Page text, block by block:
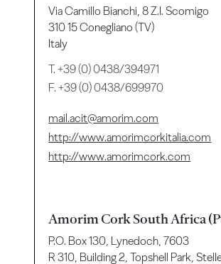
Via Camillo Bianchi, 8 Z.I. Scomigo
310 15 Conegliano (TV)
Italy
T.+39 (0) 0438/394971
F. +39 (0) 0438/699970
mail.acit@amorim.com
http://www.amorimcorkitalia.com
http://www.amorimcork.com
Amorim Cork South Africa
P.O. Box 130, Lynedoch, 7603
R 310, Building 2, Topshell Park,